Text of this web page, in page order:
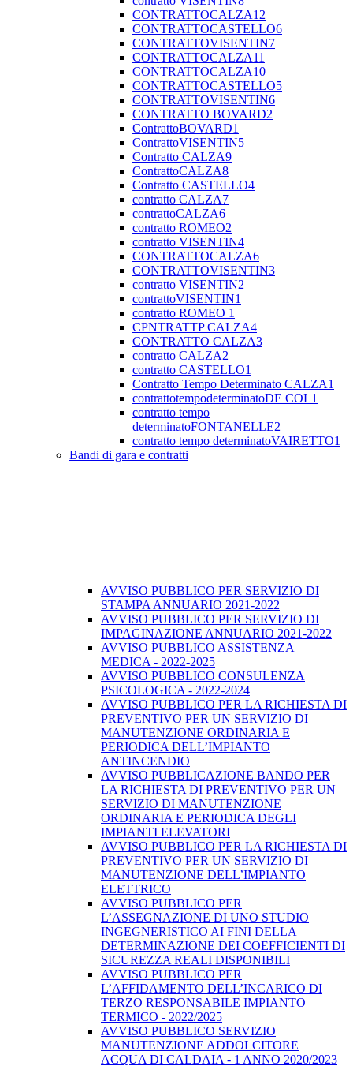
CONTRATTOCALZA12
CONTRATTOCASTELLO6
CONTRATTOVISENTIN7
CONTRATTOCALZA11
CONTRATTOCALZA10
CONTRATTOCASTELLO5
CONTRATTOVISENTIN6
CONTRATTO BOVARD2
ContrattoBOVARD1
ContrattoVISENTIN5
Contratto CALZA9
ContrattoCALZA8
Contratto CASTELLO4
contratto CALZA7
contrattoCALZA6
contratto ROMEO2
contratto VISENTIN4
CONTRATTOCALZA6
CONTRATTOVISENTIN3
contratto VISENTIN2
contrattoVISENTIN1
contratto ROMEO 1
CPNTRATTP CALZA4
CONTRATTO CALZA3
contratto CALZA2
contratto CASTELLO1
Contratto Tempo Determinato CALZA1
contrattotempodeterminatoDE COL1
contratto tempo
determinatoFONTANELLE2
contratto tempo determinatoVAIRETTO1
Bandi di gara e contratti
AVVISO PUBBLICO PER SERVIZIO DI
STAMPA ANNUARIO 2021-2022
AVVISO PUBBLICO PER SERVIZIO DI
IMPAGINAZIONE ANNUARIO 2021-2022
AVVISO PUBBLICO ASSISTENZA
MEDICA - 2022-2025
AVVISO PUBBLICO CONSULENZA
PSICOLOGICA - 2022-2024
AVVISO PUBBLICO PER LA RICHIESTA DI
PREVENTIVO PER UN SERVIZIO DI
MANUTENZIONE ORDINARIA E
PERIODICA DELL’IMPIANTO
ANTINCENDIO
AVVISO PUBBLICAZIONE BANDO PER
LA RICHIESTA DI PREVENTIVO PER UN
SERVIZIO DI MANUTENZIONE
ORDINARIA E PERIODICA DEGLI
IMPIANTI ELEVATORI
AVVISO PUBBLICO PER LA RICHIESTA DI
PREVENTIVO PER UN SERVIZIO DI
MANUTENZIONE DELL’IMPIANTO
ELETTRICO
AVVISO PUBBLICO PER
L’ASSEGNAZIONE DI UNO STUDIO
INGEGNERISTICO AI FINI DELLA
DETERMINAZIONE DEI COEFFICIENTI DI
SICUREZZA REALI DISPONIBILI
AVVISO PUBBLICO PER
L’AFFIDAMENTO DELL’INCARICO DI
TERZO RESPONSABILE IMPIANTO
TERMICO - 2022/2025
AVVISO PUBBLICO SERVIZIO
MANUTENZIONE ADDOLCITORE
ACQUA DI CALDAIA - 1 ANNO 2020/2023